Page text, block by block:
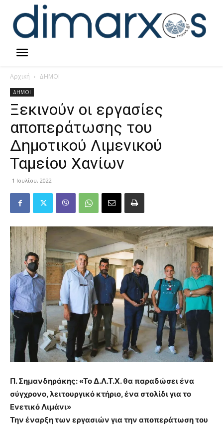
Αρχική ΔΗΜΟΙ
ΔΗΜΟΙ
Ξεκινούν οι εργασίες
αποπεράτωσης του
Δημοτικού Λιμενικού
Ταμείου Χανίων
1 Ιουλίου, 2022
Π. Σημανδηράκης: «Το Δ.Λ.Τ.Χ. θα παραδώσει ένα
σύγχρονο, λειτουργικό κτήριο, ένα στολίδι για το
Ενετικό Λιμάνι»
Την έναρξη των εργασιών για την αποπεράτωση του